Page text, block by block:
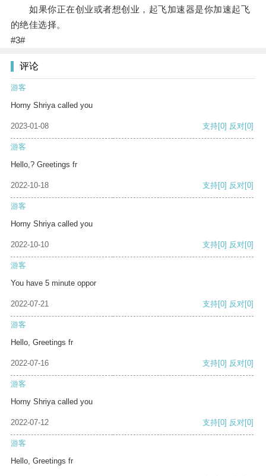
如果你正在创业或者想创业，起飞加速器是你加速起飞
的绝佳选择。
#3#
评论
游客
Horny Shriya called you
2023-01-08 支持[0] 反对[0]
游客
Hello,? Greetings fr
2022-10-18 支持[0] 反对[0]
游客
Horny Shriya called you
2022-10-10 支持[0] 反对[0]
游客
You have 5 minute oppor
2022-07-21 支持[0] 反对[0]
游客
Hello, Greetings fr
2022-07-16 支持[0] 反对[0]
游客
Horny Shriya called you
2022-07-12 支持[0] 反对[0]
游客
Hello, Greetings fr